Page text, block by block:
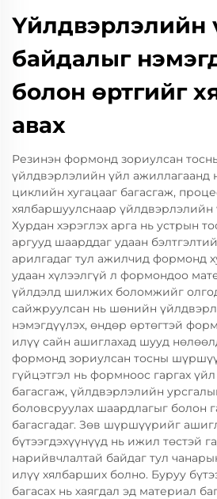
Үйлдвэрлэлийн
байдалыг
болон өртгийг
авах
Резинэн формонд зориулсан
үйлдвэрлэлийн үйл ажиллагаанд
циклийн хугацааг багасгаж,
хялбаршуулснаар үйлдвэрлэлийн
Хурдан хэрэглэх арга нь устрын
аргууд шаарддаг удаан
арилгадаг тул ажилчид формонд
удаан хүлээлгүй л формондоо
үйлдэлд шилжих боломжийг
сайжруулсан нь шөнийн
нэмэгдүүлэх, өндөр өртөгтэй
илүү сайн ашиглахад шууд
формонд зориулсан тосны
гүйцэтгэл нь формноос гаргах
багасгаж, үйлдвэрлэлийн
боловсруулах шаардлагыг болон
багасгадаг. Зөв шүршүүрийг
бүтээгдэхүүнүүд нь ижил төстэй
нарийвчлалтай байдаг тул
илүү хялбарших болно. Буруу
багасах нь хаягдал эд материал